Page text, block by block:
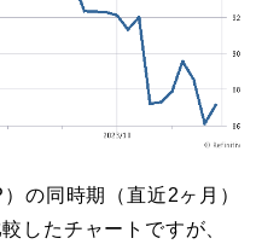
の同時期（直近2ヶ月）
したチャートですが、